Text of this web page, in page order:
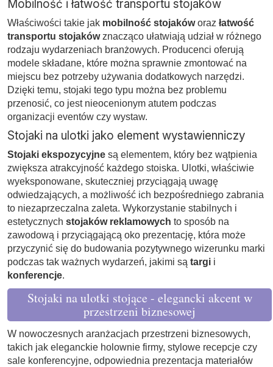
Mobilność i łatwość transportu stojaków
Właściwości takie jak mobilność stojakóworaz łatwość
transportu stojakówznacząco ułatwiają udział w różnego
rodzaju wydarzeniach branżowych. Producenci oferują
modele składane, które można sprawnie zmontować na
miejscu bez potrzeby używania dodatkowych narzędzi.
Dzięki temu, stojaki tego typu można bez problemu
przenosić, co jest nieocenionym atutem podczas
organizacji eventów czy wystaw.
Stojaki na ulotki jako element wystawienniczy
Stojaki ekspozycyjne są elementem, który bez wątpienia
zwiększa atrakcyjność każdego stoiska. Ulotki, właściwie
wyeksponowane, skuteczniej przyciągają uwagę
odwiedzających, a możliwość ich bezpośredniego zabrania
to niezaprzeczalna zaleta. Wykorzystanie stabilnych i
estetycznych stojaków reklamowych to sposób na
zawodową i przyciągającą oko prezentację, która może
przyczynić się do budowania pozytywnego wizerunku marki
podczas tak ważnych wydarzeń, jakimi są targi i
konferencje.
Stojaki na ulotki stojące - elegancki akcent w
przestrzeni biznesowej
W nowoczesnych aranżacjach przestrzeni biznesowych,
takich jak eleganckie holownie firmy, stylowe recepcje czy
sale konferencyjne, odpowiednia prezentacja materiałów